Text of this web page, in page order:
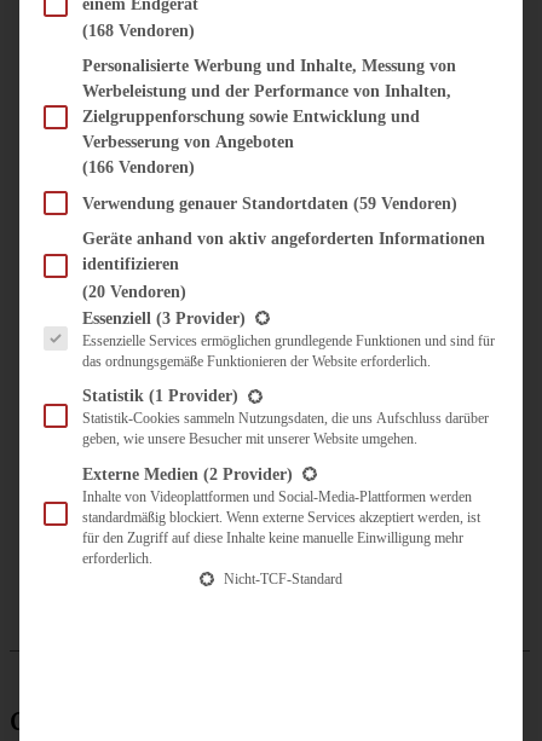
VORSPEISEN
SÜSS & HERZHAFT
BROTAUFSTRICH
DIPS, SAUCEN, CHUTNEYS
KÜCHENGESCHENKE
UNTERWEGS
KULINARISCH UNTERWEGS
ÜBER MICH
ZUSAMMENARBEIT
original
einem Endgerät
(168 Vendoren)
Personalisierte Werbung und Inhalte, Messung von
Werbeleistung und der Performance von Inhalten,
Zielgruppenforschung sowie Entwicklung und
Verbesserung von Angeboten
(166 Vendoren)
Verwendung genauer Standortdaten (59 Vendoren)
Geräte anhand von aktiv angeforderten Informationen
identifizieren
(20 Vendoren)
Es folgt eine Liste der Service-Gruppen, für die eine Einwilligung erteilt werden
Essenziell (3 Provider)
Essenzielle Services ermöglichen grundlegende Funktionen und sind für
das ordnungsgemäße Funktionieren der Website erforderlich.
Statistik (1 Provider)
Statistik-Cookies sammeln Nutzungsdaten, die uns Aufschluss darüber
geben, wie unsere Besucher mit unserer Website umgehen.
Externe Medien (2 Provider)
Inhalte von Videoplattformen und Social-Media-Plattformen werden
standardmäßig blockiert. Wenn externe Services akzeptiert werden, ist
für den Zugriff auf diese Inhalte keine manuelle Einwilligung mehr
erforderlich.
Nicht-TCF-Standard